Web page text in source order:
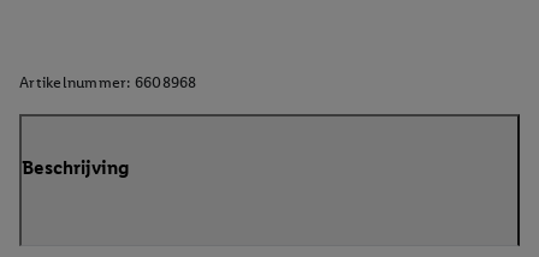
Artikelnummer: 6608968
Beschrijving